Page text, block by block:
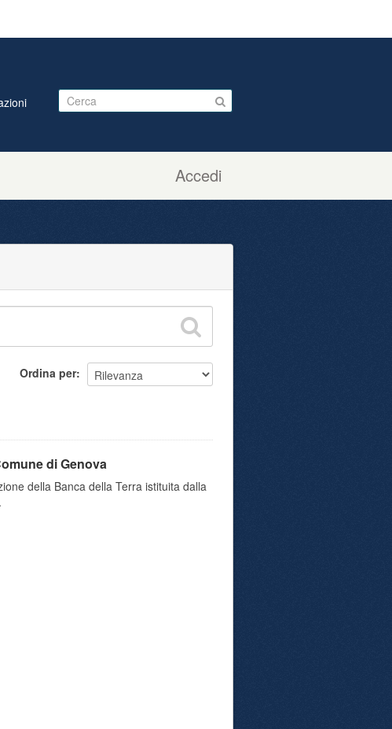
Accedi
Ordina per
di Genova
della Banca della Terra istituita dalla